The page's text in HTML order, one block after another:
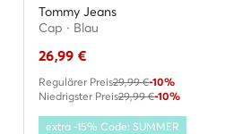
Tommy Jeans
Cap · Blau
26,99 €
Regulärer Preis29,99 €-10%
Niedrigster Preis29,99 €-10%
extra -15% Code: SUMMER